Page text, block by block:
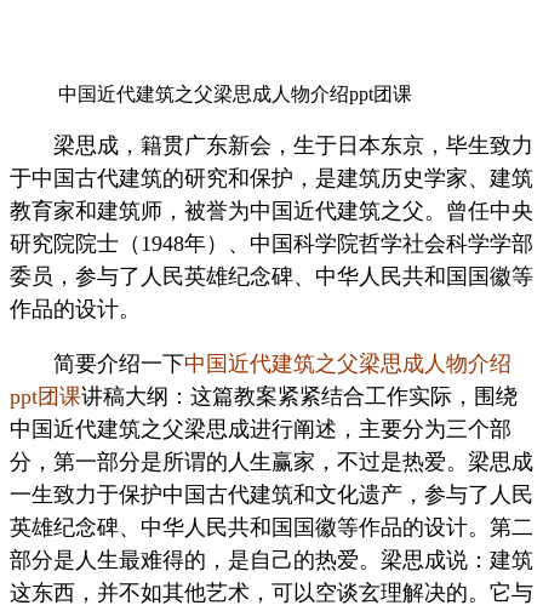
中国近代建筑之父梁思成人物介绍ppt团课
梁思成，籍贯广东新会，生于日本东京，毕生致力
于中国古代建筑的研究和保护，是建筑历史学家、建筑
教育家和建筑师，被誉为中国近代建筑之父。曾任中央
研究院院士（1948年）、中国科学院哲学社会科学学部
委员，参与了人民英雄纪念碑、中华人民共和国国徽等
作品的设计。
简要介绍一下中国近代建筑之父梁思成人物介绍
ppt团课讲稿大纲：这篇教案紧紧结合工作实际，围绕
中国近代建筑之父梁思成进行阐述，主要分为三个部
分，第一部分是所谓的人生赢家，不过是热爱。梁思成
一生致力于保护中国古代建筑和文化遗产，参与了人民
英雄纪念碑、中华人民共和国国徽等作品的设计。第二
部分是人生最难得的，是自己的热爱。梁思成说：建筑
这东西，并不如其他艺术，可以空谈玄理解决的。它与